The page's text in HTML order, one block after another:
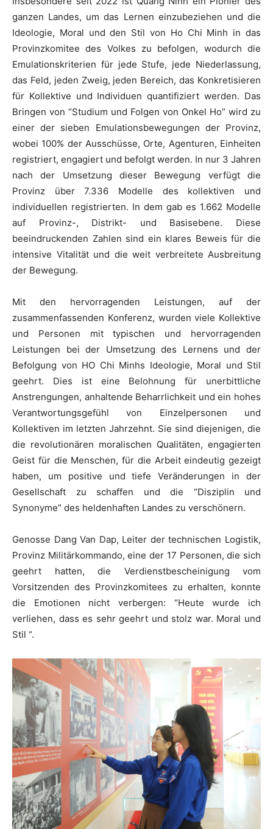
ganzen Landes, um das Lernen einzubeziehen und die
Ideologie, Moral und den Stil von Ho Chi Minh in das
Provinzkomitee des Volkes zu befolgen, wodurch die
Emulationskriterien für jede Stufe, jede Niederlassung,
das Feld, jeden Zweig, jeden Bereich, das Konkretisieren
für Kollektive und Individuen quantifiziert werden. Das
Bringen von “Studium und Folgen von Onkel Ho” wird zu
einer der sieben Emulationsbewegungen der Provinz,
wobei 100% der Ausschüsse, Orte, Agenturen, Einheiten
registriert, engagiert und befolgt werden. In nur 3 Jahren
nach der Umsetzung dieser Bewegung verfügt die
Provinz über 7.336 Modelle des kollektiven und
individuellen registrierten. In dem gab es 1.662 Modelle
auf Provinz-, Distrikt- und Basisebene. Diese
beeindruckenden Zahlen sind ein klares Beweis für die
intensive Vitalität und die weit verbreitete Ausbreitung
der Bewegung.
Mit den hervorragenden Leistungen, auf der
zusammenfassenden Konferenz, wurden viele Kollektive
und Personen mit typischen und hervorragenden
Leistungen bei der Umsetzung des Lernens und der
Befolgung von HO Chi Minhs Ideologie, Moral und Stil
geehrt. Dies ist eine Belohnung für unerbittliche
Anstrengungen, anhaltende Beharrlichkeit und ein hohes
Verantwortungsgefühl von Einzelpersonen und
Kollektiven im letzten Jahrzehnt. Sie sind diejenigen, die
die revolutionären moralischen Qualitäten, engagierten
Geist für die Menschen, für die Arbeit eindeutig gezeigt
haben, um positive und tiefe Veränderungen in der
Gesellschaft zu schaffen und die “Disziplin und
Synonyme” des heldenhaften Landes zu verschönern.
Genosse Dang Van Dap, Leiter der technischen Logistik,
Provinz Militärkommando, eine der 17 Personen, die sich
geehrt hatten, die Verdienstbescheinigung vom
Vorsitzenden des Provinzkomitees zu erhalten, konnte
die Emotionen nicht verbergen: “Heute wurde ich
verliehen, dass es sehr geehrt und stolz war. Moral und
Stil “.